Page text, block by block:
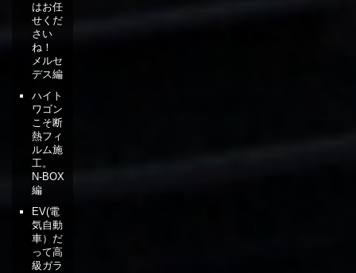
はお任
せくだ
さい
ね！
メルセ
デス編
ハイト
ワゴン
こそ断
熱フィ
ルム施
工。
N-BOX
編
EV(電
気自動
車）だ
って高
級ガラ